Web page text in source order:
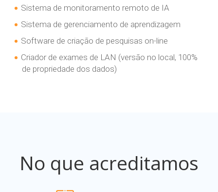
Sistema de monitoramento remoto de IA
Sistema de gerenciamento de aprendizagem
Software de criação de pesquisas on-line
Criador de exames de LAN (versão no local, 100%
de propriedade dos dados)
No que acreditamos